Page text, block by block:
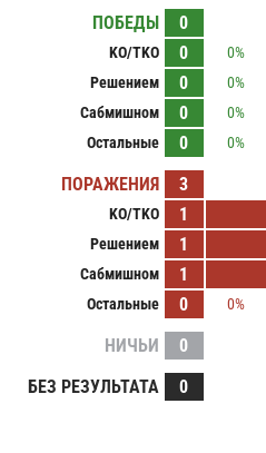
ПОБЕДЫ
0
KO/TKO 0
0%
Решением
0
0%
Сабмишном
0
0%
Остальные
0 0%
ПОРАЖЕНИЯ 3
KO/TKO 1
Решением
1
Сабмишном
1
Остальные
0 0%
НИЧЬИ
0
БЕЗ РЕЗУЛЬТАТА
0